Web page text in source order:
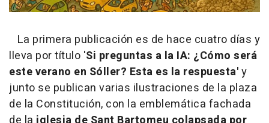
La primera publicación es de hace cuatro días y
lleva por título 'Si preguntas a la IA: ¿Cómo será
este verano en Sóller? Esta es la respuesta'y
junto se publican varias ilustraciones de la plaza
de la Constitución, con la emblemática fachada